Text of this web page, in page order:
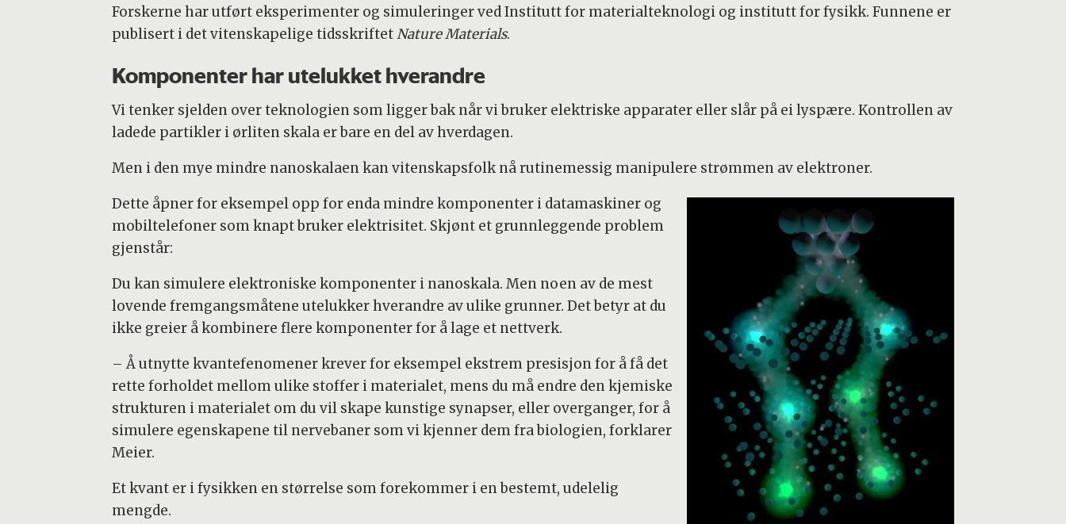
Forskerne har utført eksperimenter og simuleringer ved Institutt for materialteknologi og institutt for fysikk. Funnene er
publisert i det vitenskapelige tidsskriftetNature Materials.
Komponenter har utelukket hverandre
Vi tenker sjelden over teknologien som ligger bak når vi bruker elektriske apparater eller slår på ei lyspære. Kontrollen av
ladede partikler i ørliten skala er bare en del av hverdagen.
Men i den mye mindre nanoskalaen kan vitenskapsfolk nå rutinemessig manipulere strømmen av elektroner.
Dette åpner for eksempel opp for enda mindre komponenter i datamaskiner og
mobiltelefoner som knapt bruker elektrisitet. Skjønt et grunnleggende problem
gjenstår:
Du kan simulere elektroniske komponenter i nanoskala. Men noen av de mest
lovende fremgangsmåtene utelukker hverandre av ulike grunner. Det betyr at du
ikke greier å kombinere flere komponenter for å lage et nettverk.
– Å utnytte kvantefenomener krever for eksempel ekstrem presisjon for å få det
rette forholdet mellom ulike stoffer i materialet, mens du må endre den kjemiske
strukturen i materialet om du vil skape kunstige synapser, eller overganger, for å
simulere egenskapene til nervebaner som vi kjenner dem fra biologien, forklarer
Meier.
Et kvant er i fysikken en størrelse som forekommer i en bestemt, udelelig
mengde.